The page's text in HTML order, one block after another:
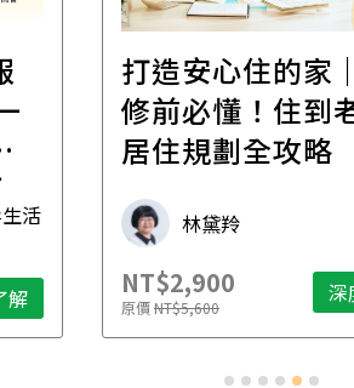
活
解
打造安心住的家
修前必懂！住到
居住規劃全攻略
林黛羚
NT$2,900
原價NT$5,600 深